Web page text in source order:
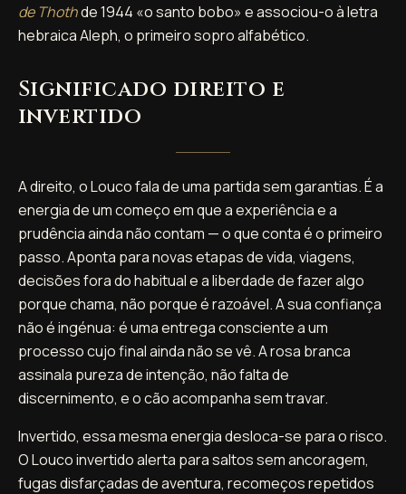
de Thothde 1944 «o santo bobo» e associou-o à letra
hebraica Aleph, o primeiro sopro alfabético.
Significado direito e
invertido
A direito, o Louco fala de uma partida sem garantias. É a
energia de um começo em que a experiência e a
prudência ainda não contam — o que conta é o primeiro
passo. Aponta para novas etapas de vida, viagens,
decisões fora do habitual e a liberdade de fazer algo
porque chama, não porque é razoável. A sua confiança
não é ingénua: é uma entrega consciente a um
processo cujo final ainda não se vê. A rosa branca
assinala pureza de intenção, não falta de
discernimento, e o cão acompanha sem travar.
Invertido, essa mesma energia desloca-se para o risco.
O Louco invertido alerta para saltos sem ancoragem,
fugas disfarçadas de aventura, recomeços repetidos